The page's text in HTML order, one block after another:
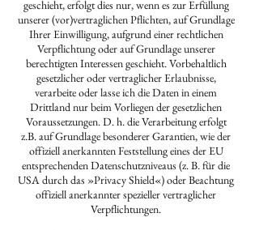
geschieht, erfolgt dies nur, wenn es zur Erfüllung
unserer (vor)vertraglichen Pflichten, auf Grundlage
Ihrer Einwilligung, aufgrund einer rechtlichen
Verpflichtung oder auf Grundlage unserer
berechtigten Interessen geschieht. Vorbehaltlich
gesetzlicher oder vertraglicher Erlaubnisse,
verarbeite oder lasse ich die Daten in einem
Drittland nur beim Vorliegen der gesetzlichen
Voraussetzungen. D. h. die Verarbeitung erfolgt
z.B. auf Grundlage besonderer Garantien, wie der
offiziell anerkannten Feststellung eines der EU
entsprechenden Datenschutzniveaus (z. B. für die
USA durch das »Privacy Shield«) oder Beachtung
offiziell anerkannter spezieller vertraglicher
Verpflichtungen.